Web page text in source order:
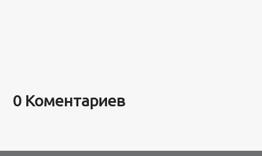
0 Коментариев